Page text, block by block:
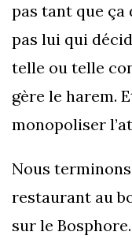
pas tant que ça
pas lui qui
telle ou telle
gère le harem.
monopoliser
Nous
restaurant au
sur le